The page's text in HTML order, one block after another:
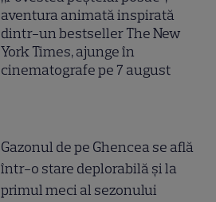
aventura animată inspirată
dintr-un bestseller The New
York Times, ajunge în
cinematografe pe 7 august
Gazonul de pe Ghencea se află
într-o stare deplorabilă și la
primul meci al sezonului